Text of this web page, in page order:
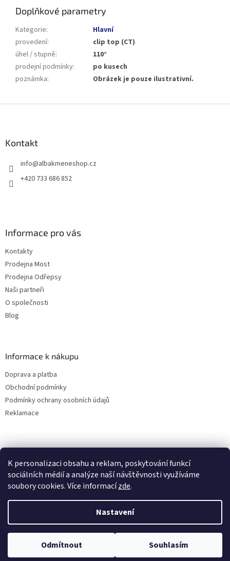
K personalizaci obsahu a reklam, poskytování funkcí
sociálních médií a analýze naší návštěvnosti využíváme
soubory cookies. Více informacízde.
Nastavení
Odmítnout Souhlasím
Doplňkové parametry
Kategorie:
Hlavní
provedení:
clip top (CT)
úhel / stupně:
110°
prodejní podmínky:
po kusech
poznámka: Obrázek je pouze ilustrativní.
Kontakt
info@albakmeneshop.cz
+420 733 686 852
Informace pro vás
Kontakty
Prodejna Most
Prodejna Odřepsy
Naši partneři
O společnosti
Blog
Informace k nákupu
Doprava a platba
Obchodní podmínky
Podmínky ochrany osobních údajů
Reklamace
Copyright 2026ALBAKMEN. Všechna práva vyhrazena.Upravit